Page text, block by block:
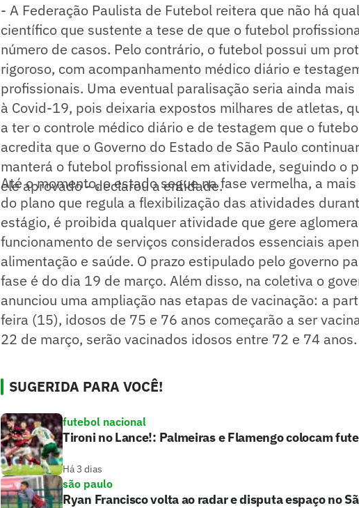
- A Federação Paulista de Futebol reitera que não há
científico que sustente a tese de que o futebol
número de casos. Pelo contrário, o futebol possui um
rigoroso, com acompanhamento médico diário e
profissionais. Uma eventual paralisação seria ainda
à Covid-19, pois deixaria expostos milhares de atletas,
a ter o controle médico diário e de testagem que o
acredita que o Governo do Estado de São Paulo
manterá o futebol profissional em atividade, seguindo o
ele aprovado - declarou a entidade.
Até o momento, o estado segue na fase vermelha, a
do plano que regula a flexibilização das atividades
estágio, é proibida qualquer atividade que gere
funcionamento de serviços considerados essenciais
alimentação e saúde. O prazo estipulado pelo governo
fase é do dia 19 de março. Além disso, na coletiva o
anunciou uma ampliação nas etapas de vacinação: a
feira (15), idosos de 75 e 76 anos começarão a ser
22 de março, serão vacinados idosos entre 72 e 74 anos.
SUGERIDA PARA VOCÊ!
futebol nacional
Tironi no Lance!: Palmeiras e Flamengo colocam
Há 3 dias
são paulo
Ryan Francisco volta ao radar e disputa espaço no